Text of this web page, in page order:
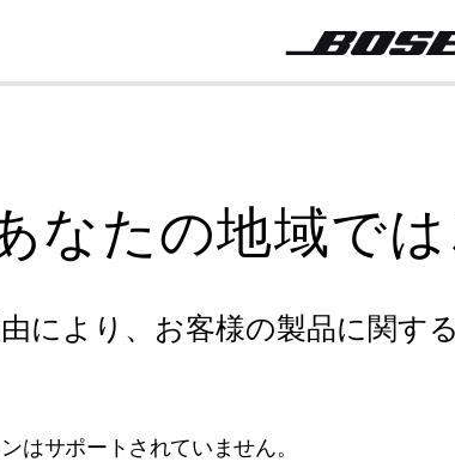
なたの地域で
により、お客様の製品に関す
はサポートされていません。